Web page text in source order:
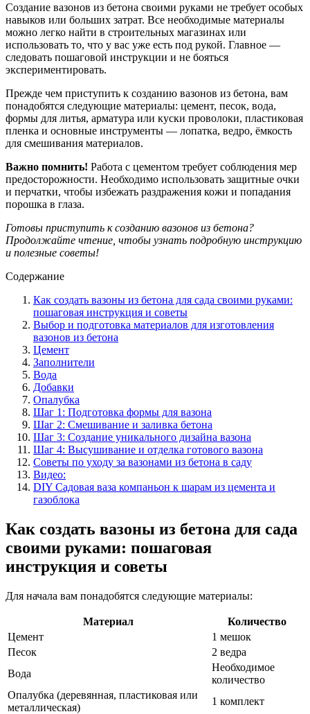
Создание вазонов из бетона своими руками не требует особых
навыков или больших затрат. Все необходимые материалы
можно легко найти в строительных магазинах или
использовать то, что у вас уже есть под рукой. Главное —
следовать пошаговой инструкции и не бояться
экспериментировать.
Прежде чем приступить к созданию вазонов из бетона, вам
понадобятся следующие материалы: цемент, песок, вода,
формы для литья, арматура или куски проволоки, пластиковая
пленка и основные инструменты — лопатка, ведро, ёмкость
для смешивания материалов.
Важно помнить! Работа с цементом требует соблюдения мер
предосторожности. Необходимо использовать защитные очки
и перчатки, чтобы избежать раздражения кожи и попадания
порошка в глаза.
Готовы приступить к созданию вазонов из бетона?
Продолжайте чтение, чтобы узнать подробную инструкцию
и полезные советы!
Содержание
Как создать вазоны из бетона для сада своими руками:
пошаговая инструкция и советы
Выбор и подготовка материалов для изготовления
вазонов из бетона
Цемент
Заполнители
Вода
Добавки
Опалубка
Шаг 1: Подготовка формы для вазона
Шаг 2: Смешивание и заливка бетона
Шаг 3: Создание уникального дизайна вазона
Шаг 4: Высушивание и отделка готового вазона
Советы по уходу за вазонами из бетона в саду
Видео:
DIY Садовая ваза компаньон к шарам из цемента и
газоблока
Как создать вазоны из бетона для сада
своими руками: пошаговая
инструкция и советы
Для начала вам понадобятся следующие материалы:
Материал
Количество
Цемент
1 мешок
Песок
2 ведра
Вода
Необходимое
количество
Опалубка (деревянная, пластиковая или
металлическая)
1 комплект